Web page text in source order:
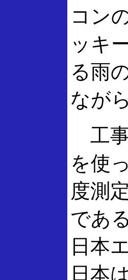
コン
ッキ
る雨
なが
工事
を使
度測
であ
日本
日本